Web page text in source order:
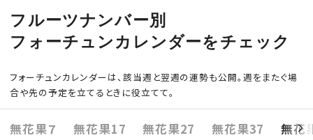
フルーツナンバー別
フォーチュンカレンダーをチェック
フォーチュンカレンダーは、該当週と翌週の運勢も公開。週をまたぐ場
合や先の予定を立てるときに役立てて。
無花果７ 無花果17 無花果27 無花果37 無花